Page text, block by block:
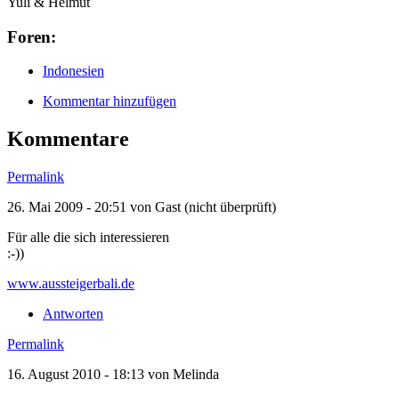
Foren:
Indonesien
Kommentar hinzufügen
Kommentare
Permalink
26. Mai 2009 - 20:51 von Gast (nicht überprüft)
Für alle die sich interessieren
:-))
www.aussteigerbali.de
Antworten
Permalink
16. August 2010 - 18:13 von Melinda